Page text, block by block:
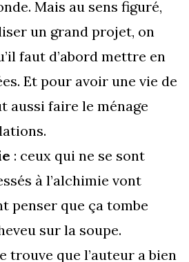
Mais au sens figuré,
un grand projet, on
faut d’abord mettre en
Et pour avoir une vie de
aussi faire le ménage
: ceux qui ne se sont
à l’alchimie vont
penser que ça tombe
sur la soupe.
trouve que l’auteur a bien